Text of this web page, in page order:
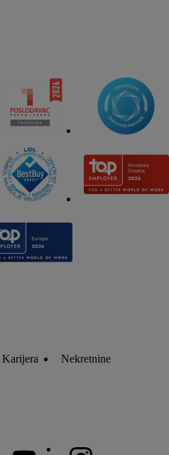
Karijera Nekretnine